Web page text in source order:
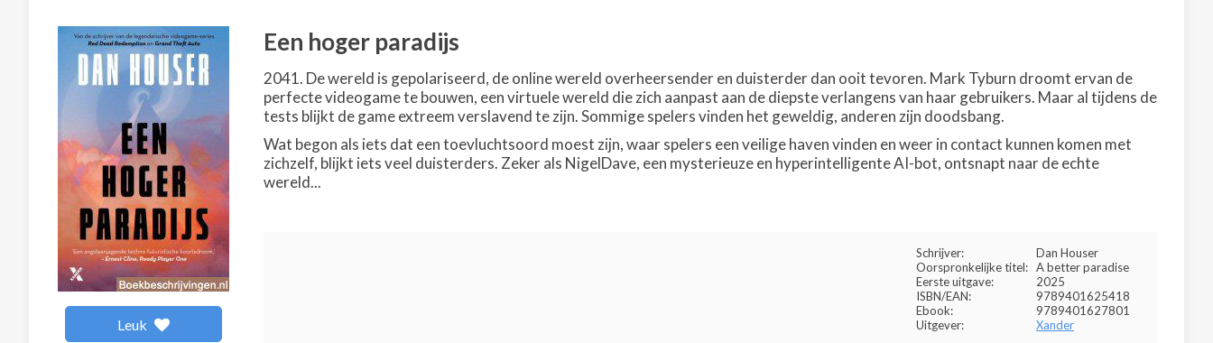
Leuk
Een hoger paradijs
2041. De wereld is gepolariseerd, de online wereld overheersender en duisterder dan ooit tevoren. Mark Tyburn droomt ervan de
perfecte videogame te bouwen, een virtuele wereld die zich aanpast aan de diepste verlangens van haar gebruikers. Maar al tijdens de
tests blijkt de game extreem verslavend te zijn. Sommige spelers vinden het geweldig, anderen zijn doodsbang.
Wat begon als iets dat een toevluchtsoord moest zijn, waar spelers een veilige haven vinden en weer in contact kunnen komen met
zichzelf, blijkt iets veel duisterders. Zeker als NigelDave, een mysterieuze en hyperintelligente AI-bot, ontsnapt naar de echte
wereld...
Schrijver:
Dan Houser
Oorspronkelijke titel: A better paradise
Eerste uitgave:
2025
ISBN/EAN:
9789401625418
Ebook:
9789401627801
Uitgever:
Xander